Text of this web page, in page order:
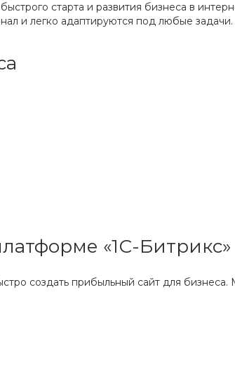
старта и развития бизнеса в
и легко адаптируются под любые задачи.
«1С-Битрикс»
создать прибыльный сайт для